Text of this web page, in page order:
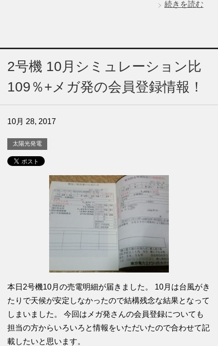
続きを読む
2号機 10月シミュレーション比
109％+メガ発の会員登録情報！
10月 28, 2017
太陽光発電
本日2号機10月の売電明細が届きました。 10月は台風がき
たりで天候が安定しなかったので結構残念な結果となって
しまいました。 今回はメガ発さんの会員登録についても
担当の方からいろいろと情報をいただいたので合わせて記
載したいと思います。